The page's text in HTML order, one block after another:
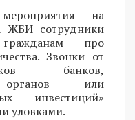
на
ЖБИ сотрудники
про
Звонки от
банков,
органов или
инвестиций»
уловками.